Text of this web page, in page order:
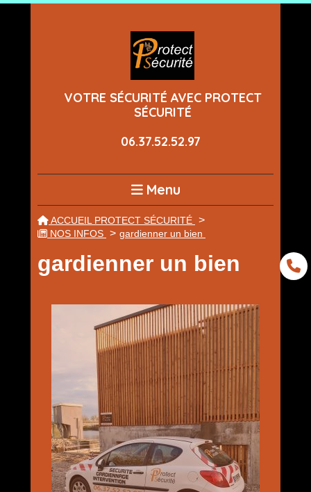
VOTRE SÉCURITÉ AVEC PROTECT
SÉCURITÉ
06.37.52.52.97
Menu
ACCUEIL PROTECT SÉCURITÉ
NOS INFOS
gardienner un bien
gardienner un bien
Panneau de gestion des cookies